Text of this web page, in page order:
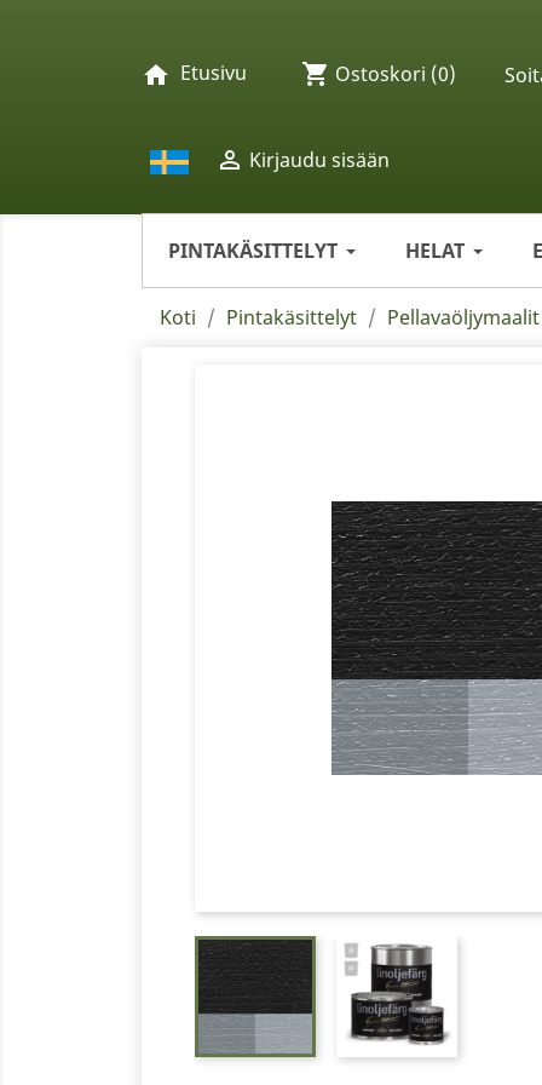
home Etusivu
 Kirjaudu sisään
shopping_cart Ostoskori (0)
PINTAKÄSITTELYT HELAT
Koti Pintakäsittelyt Pellavaöljymaalit